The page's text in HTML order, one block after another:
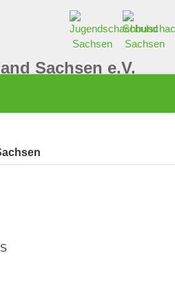
Sachsen e.V.